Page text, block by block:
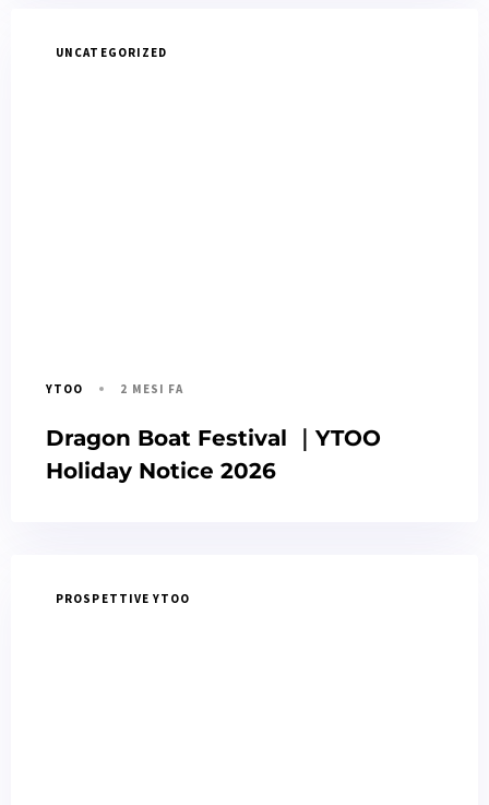
UNCATEGORIZED
YTOO 2 MESI FA
Dragon Boat Festival ｜YTOO
Holiday Notice 2026
PROSPETTIVE YTOO